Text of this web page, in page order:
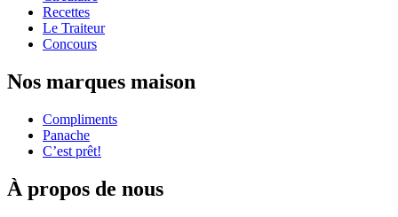
Recettes
Le Traiteur
Concours
Nos marques maison
Compliments
Panache
C’est prêt!
À propos de nous